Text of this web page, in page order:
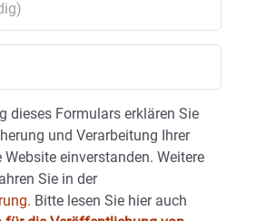
dieses Formulars erklären Sie
und Verarbeitung Ihrer
einverstanden. Weitere
Sie in der
Bitte lesen Sie hier auch